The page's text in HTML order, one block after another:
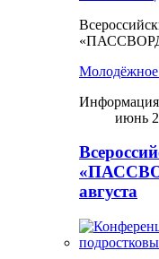
Информация
июнь
августа